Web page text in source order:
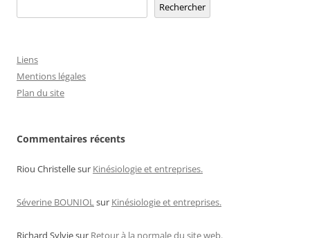
Rechercher
Liens
Mentions légales
Plan du site
Commentaires récents
Riou Christellesur Kinésiologie et entreprises.
Séverine BOUNIOLsur Kinésiologie et entreprises.
Richard Sylviesur Retour à la normale du site web.